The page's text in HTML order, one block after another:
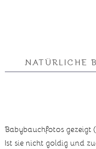
NATÜRLICHE
Babybauchfotos gezeigt
Ist sie nicht goldig und